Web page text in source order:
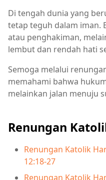
Di tengah dunia yang
tetap teguh dalam iman.
atau penghakiman,
lembut dan rendah hati
Semoga melalui
memahami bahwa
melainkan jalan menuju
Renungan
Renungan Katolik
12:18-27
Renungan Katolik